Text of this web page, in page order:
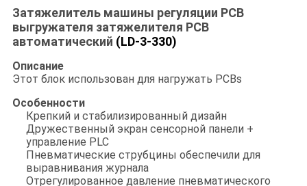
Затяжелитель машины регуляции PCB
выгружателя затяжелителя PCB
автоматический (LD-3-330)
Описание
Этот блок использован для нагружать PCBs
Особенности
Крепкий и стабилизированный дизайн
Дружественный экран сенсорной панели +
управление PLC
Пневматические струбцины обеспечили для
выравнивания журнала
Отрегулированное давление пневматического